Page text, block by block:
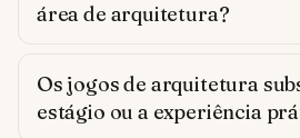
área de arquitetura?
Os jogos de arquitetura
estágio ou a experiência